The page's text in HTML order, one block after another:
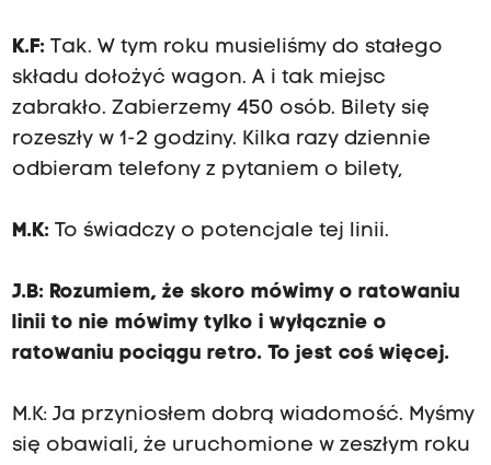
K.F: Tak. W tym roku musieliśmy do stałego
składu dołożyć wagon. A i tak miejsc
zabrakło. Zabierzemy 450 osób. Bilety się
rozeszły w 1-2 godziny. Kilka razy dziennie
odbieram telefony z pytaniem o bilety,
M.K: To świadczy o potencjale tej linii.
J.B: Rozumiem, że skoro mówimy o ratowaniu
linii to nie mówimy tylko i wyłącznie o
ratowaniu pociągu retro. To jest coś więcej.
M.K: Ja przyniosłem dobrą wiadomość. Myśmy
się obawiali, że uruchomione w zeszłym roku